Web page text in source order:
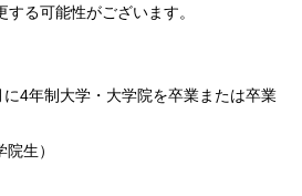
る可能性がございます。
に4年制大学・大学院を卒業または卒業
生）